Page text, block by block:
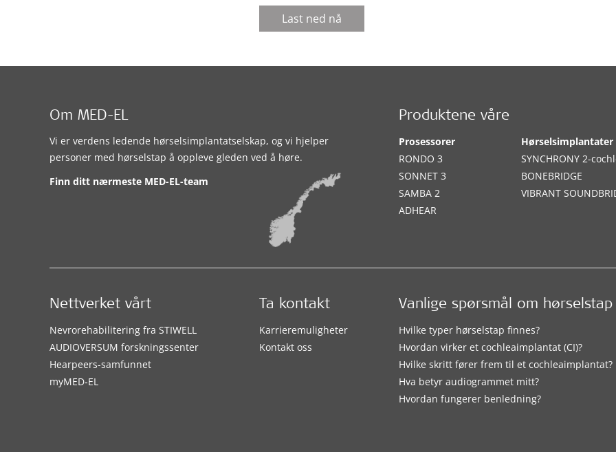
Last ned nå
Om MED-EL
Vi er verdens ledende hørselsimplantatselskap, og vi hjelper
personer med hørselstap å oppleve gleden ved å høre.
Finn ditt nærmeste MED-EL-team
Produktene våre
Prosessorer
RONDO 3
SONNET 3
SAMBA 2
ADHEAR
Hørselsimplantater
SYNCHRONY 2-
BONEBRIDGE
VIBRANT
Vanlige spørsmål om hørselstap
Hvilke typer hørselstap finnes?
Hvordan virker et cochleaimplantat (CI)?
Hvilke skritt fører frem til et cochleaimplantat?
Hva betyr audiogrammet mitt?
Hvordan fungerer benledning?
Nettverket vårt
Nevrorehabilitering fra STIWELL
AUDIOVERSUM forskningssenter
Hearpeers-samfunnet
myMED‑EL
Ta kontakt
Karrieremuligheter
Kontakt oss